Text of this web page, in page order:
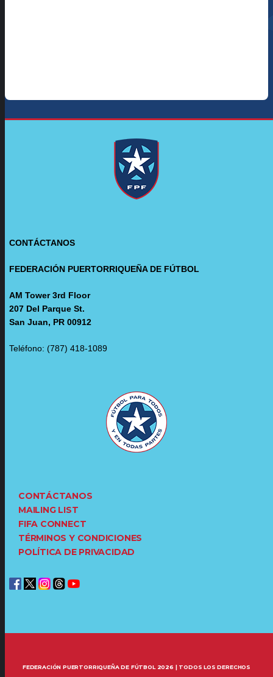
CONTÁCTANOS
FEDERACIÓN PUERTORRIQUEÑA DE FÚTBOL
AM Tower 3rd Floor
207 Del Parque St.
San Juan, PR 00912
Teléfono: (787) 418-1089
CONTÁCTANOS
MAILING LIST
FIFA CONNECT
TÉRMINOS Y CONDICIONES
POLÍTICA DE PRIVACIDAD
FEDERACIÓN PUERTORRIQUEÑA DE FÚTBOL 2026 | TODOS LOS DERECHOS